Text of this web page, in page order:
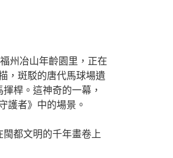
州冶山年齡園里，正在
，斑駁的唐代馬球場遺
桿。這神奇的一幕，
護者》中的場景。
都文明的千年畫卷上